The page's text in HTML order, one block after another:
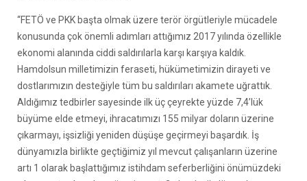
“FETÖ ve PKK başta olmak üzere terör örgütleriyle mücadele
konusunda çok önemli adımları attığımız 2017 yılında özellikle
ekonomi alanında ciddi saldırılarla karşı karşıya kaldık.
Hamdolsun milletimizin feraseti, hükümetimizin dirayeti ve
dostlarımızın desteğiyle tüm bu saldırıları akamete uğrattık.
Aldığımız tedbirler sayesinde ilk üç çeyrekte yüzde 7,4’lük
büyüme elde etmeyi, ihracatımızı 155 milyar doların üzerine
çıkarmayı, işsizliği yeniden düşüşe geçirmeyi başardık. İş
dünyamızla birlikte geçtiğimiz yıl mevcut çalışanların üzerine
artı 1 olarak başlattığımız istihdam seferberliğini önümüzdeki